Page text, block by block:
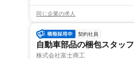
同じ企業の求人
契約社員
自動車部品の梱包スタッフ
株式会社富士商工